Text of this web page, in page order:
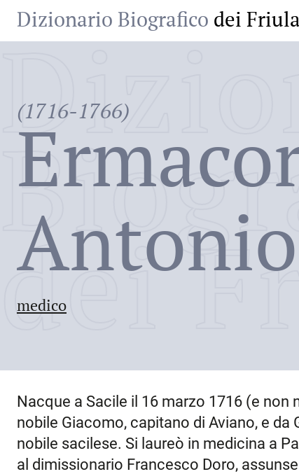
Dizionario Biografico dei
(1716-1766)
medico
dei
Nacque a Sacile il 16 marzo 1716 (e non
nobile Giacomo, capitano di Aviano, e da
nobile sacilese. Si laureò in medicina a
al dimissionario Francesco Doro,